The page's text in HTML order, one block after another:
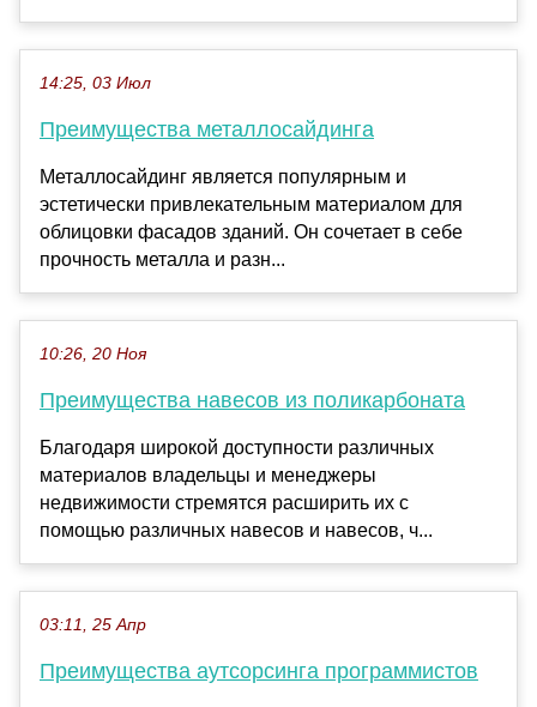
14:25, 03 Июл
Преимущества металлосайдинга
Металлосайдинг является популярным и
эстетически привлекательным материалом для
облицовки фасадов зданий. Он сочетает в себе
прочность металла и разн...
10:26, 20 Ноя
Преимущества навесов из поликарбоната
Благодаря широкой доступности различных
материалов владельцы и менеджеры
недвижимости стремятся расширить их с
помощью различных навесов и навесов, ч...
03:11, 25 Апр
Преимущества аутсорсинга программистов